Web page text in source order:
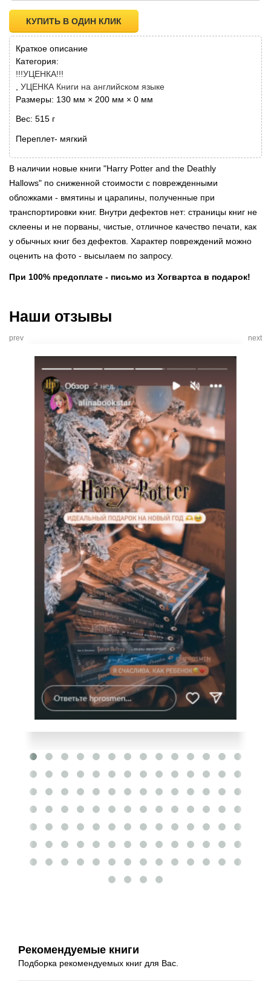
Краткое описание
Категория:
!!!УЦЕНКА!!!
УЦЕНКА Книги на английском языке
Размеры: 130 мм × 200 мм × 0 мм
Вес: 515 г
Переплет- мягкий
КУПИТЬ В ОДИН КЛИК
В наличии новые книги "Harry Potter and the Deathly
Hallows" по сниженной стоимости с поврежденными
обложками - вмятины и царапины, полученные при
транспортировки книг. Внутри дефектов нет: страницы книг не
склеены и не порваны, чистые, отличное качество печати, как
у обычных книг без дефектов. Характер повреждений можно
оценить на фото - высылаем по запросу.
При 100% предоплате - письмо из Хогвартса в подарок!
Наши отзывы
prev next
Рекомендуемые книги
Подборка рекомендуемых книг для Вас.